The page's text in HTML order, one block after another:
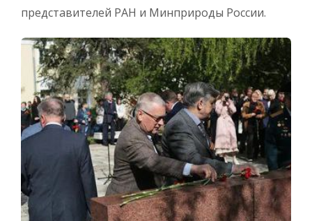
представителей РАН и Минприроды России.